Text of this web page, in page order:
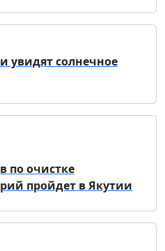
увидят солнечное
по очистке
пройдет в Якутии